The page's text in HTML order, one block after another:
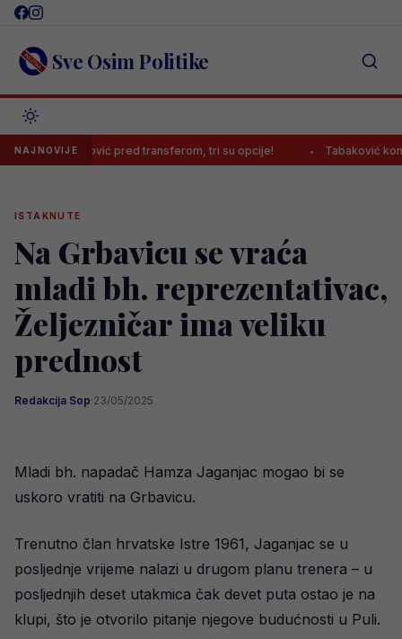
Skip
content Sve Osim Politike
NAJNOVIJEpred transferom, tri su opcije! Tabaković komentirao
ISTAKNUTE
Na Grbavicu se vraća
mladi bh. reprezentativac,
Željezničar ima veliku
prednost
Redakcija Sop·23/05/2025
Mladi bh. napadač Hamza Jaganjac mogao bi se
uskoro vratiti na Grbavicu.
Trenutno član hrvatske Istre 1961, Jaganjac se u
posljednje vrijeme nalazi u drugom planu trenera – u
posljednjih deset utakmica čak devet puta ostao je na
klupi, što je otvorilo pitanje njegove budućnosti u Puli.